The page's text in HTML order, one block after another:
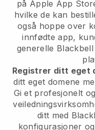
på Apple App
hvilke de kan
også hoppe over
innfødte app,
generelle Blackbell
Registrer ditt eget
ditt eget domene
Gi et profesjonelt
ditt med
konfigurasjoner